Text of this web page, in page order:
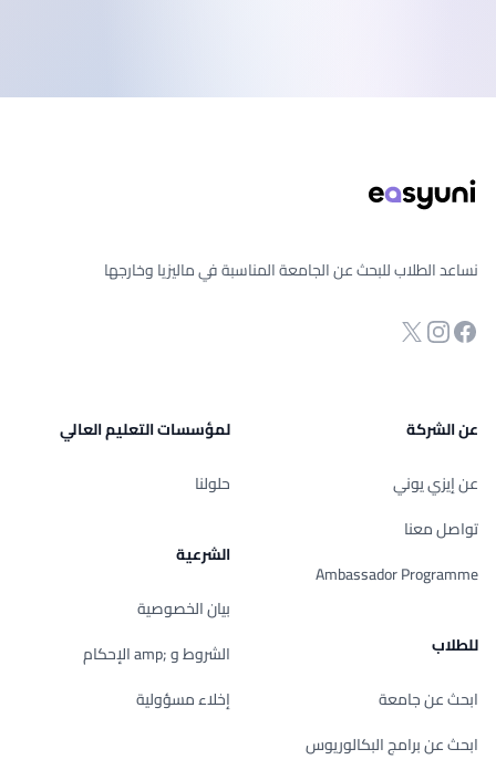
نساعد الطلاب للبحث عن الجامعة المناسبة في ماليزيا وخارجها
صفحة الفيسبوك
انستجرام
Twitter
عن الشركة
عن إيزي يوني
تواصل معنا
Ambassador Programme
للطلاب
ابحث عن جامعة
ابحث عن برامج البكالوريوس
لمؤسسات التعليم العالي
حلولنا
الشرعية
بيان الخصوصية
الشروط و ;amp الإحكام
إخلاء مسؤولية